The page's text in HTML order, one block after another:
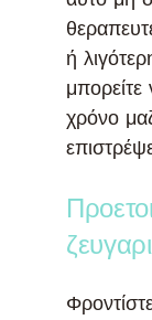
ή
χρόνο